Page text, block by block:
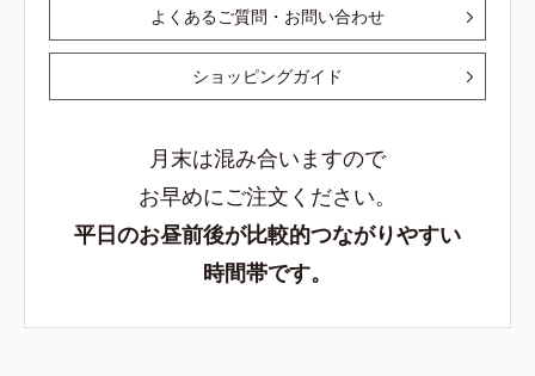
よくあるご質問・お問い合わせ
ショッピングガイド
月末は混み合いますので
お早めにご注文ください。
平日のお昼前後が比較的つながりやすい
時間帯です。